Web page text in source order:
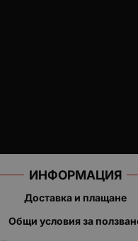
ИНФОРМАЦИЯ
Доставка и плащане
Общи условия за